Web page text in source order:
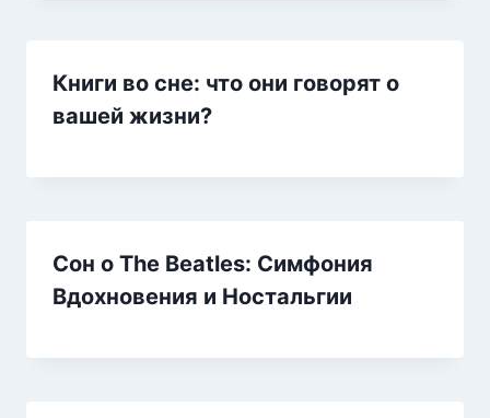
Книги во сне: что они говорят о
вашей жизни?
Сон о The Beatles: Симфония
Вдохновения и Ностальгии